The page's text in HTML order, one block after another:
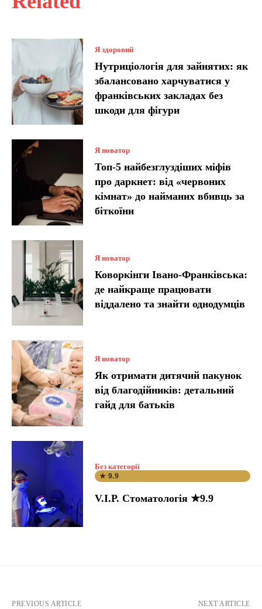
Я здоровий
Нутриціологія для зайнятих: як
збалансовано харчуватися у
франківських закладах без
шкоди для фігури
Я новатор
Топ-5 найбезглуздіших міфів
про даркнет: від «червоних
кімнат» до найманих вбивць за
біткоїни
Я новатор
Коворкінги Івано-Франківська:
де найкраще працювати
віддалено та знайти однодумців
Я новатор
Як отримати дитячий пакунок
від благодійників: детальний
гайд для батьків
Без категорії
★ 9.9
V.I.P. Стоматологія ★9.9
PREVIOUS ARTICLE NEXT ARTICLE